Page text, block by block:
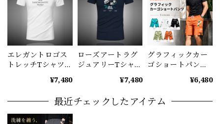
エレガントロゴス
トレッチTシャツ
¥7,480
ローズアートラグ
ジュアリーTシャツ
¥7,480
グラフィックカー
ゴショートパンツ
¥6,480
最近チェックしたアイテム